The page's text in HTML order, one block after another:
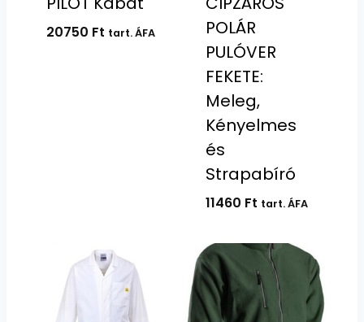
20750 Ft tart. ÁFA
POLÁR
PULÓVER
FEKETE:
Meleg,
Kényelmes
és
Strapabíró
11460 Ft tart. ÁFA